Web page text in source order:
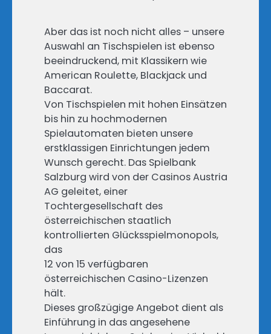
Aber das ist noch nicht alles – unsere
Auswahl an Tischspielen ist ebenso
beeindruckend, mit Klassikern wie
American Roulette, Blackjack und
Baccarat.
Von Tischspielen mit hohen Einsätzen
bis hin zu hochmodernen
Spielautomaten bieten unsere
erstklassigen Einrichtungen jedem
Wunsch gerecht. Das Spielbank
Salzburg wird von der Casinos Austria
AG geleitet, einer
Tochtergesellschaft des
österreichischen staatlich
kontrollierten Glücksspielmonopols,
das
12 von 15 verfügbaren
österreichischen Casino-Lizenzen
hält.
Dieses großzügige Angebot dient als
Einführung in das angesehene